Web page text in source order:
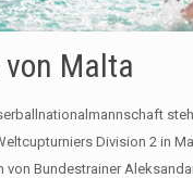
von Malta
Division 2 in
von Bundestrainer